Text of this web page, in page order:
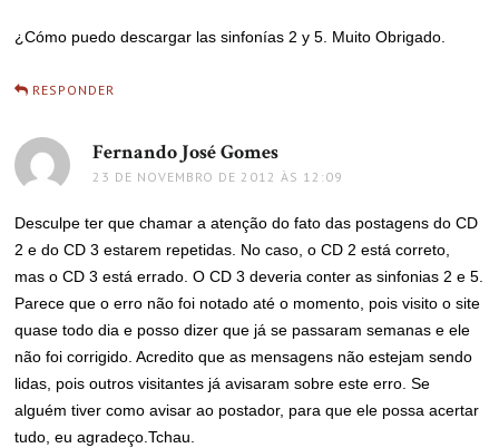
¿Cómo puedo descargar las sinfonías 2 y 5. Muito Obrigado.
RESPONDER
Fernando José Gomes
23 DE NOVEMBRO DE 2012 ÀS 12:09
Desculpe ter que chamar a atenção do fato das postagens do CD
2 e do CD 3 estarem repetidas. No caso, o CD 2 está correto,
mas o CD 3 está errado. O CD 3 deveria conter as sinfonias 2 e 5.
Parece que o erro não foi notado até o momento, pois visito o site
quase todo dia e posso dizer que já se passaram semanas e ele
não foi corrigido. Acredito que as mensagens não estejam sendo
lidas, pois outros visitantes já avisaram sobre este erro. Se
alguém tiver como avisar ao postador, para que ele possa acertar
tudo, eu agradeço.Tchau.